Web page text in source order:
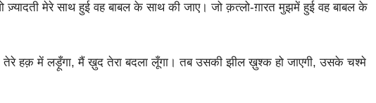
ज़्यादती मेरे साथ हुई वह बाबल के साथ की जाए। जो क़त्लो-ग़ारत मुझमें हुई वह बाबल के
हक़ में लड़ूँगा, मैं ख़ुद तेरा बदला लूँगा। तब उसकी झील ख़ुश्क हो जाएगी, उसके चश्मे